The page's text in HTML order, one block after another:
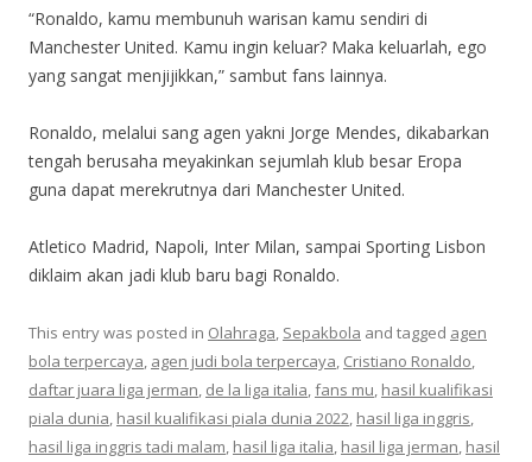
“Ronaldo, kamu membunuh warisan kamu sendiri di
Manchester United. Kamu ingin keluar? Maka keluarlah, ego
yang sangat menjijikkan,” sambut fans lainnya.
Ronaldo, melalui sang agen yakni Jorge Mendes, dikabarkan
tengah berusaha meyakinkan sejumlah klub besar Eropa
guna dapat merekrutnya dari Manchester United.
Atletico Madrid, Napoli, Inter Milan, sampai Sporting Lisbon
diklaim akan jadi klub baru bagi Ronaldo.
This entry was posted in Olahraga, Sepakbola and tagged agen
bola terpercaya, agen judi bola terpercaya, Cristiano Ronaldo,
daftar juara liga jerman, de la liga italia,fans mu, hasil kualifikasi
piala dunia, hasil kualifikasi piala dunia 2022, hasil liga inggris,
hasil liga inggris tadi malam, hasil liga italia, hasil liga jerman, hasil